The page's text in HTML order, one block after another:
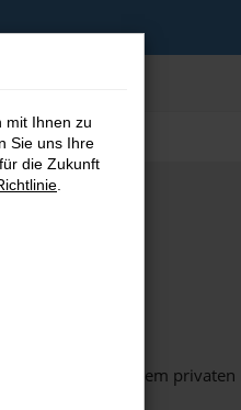
oder in einem privaten
mit Ihnen zu
Sie uns Ihre
die Zukunft